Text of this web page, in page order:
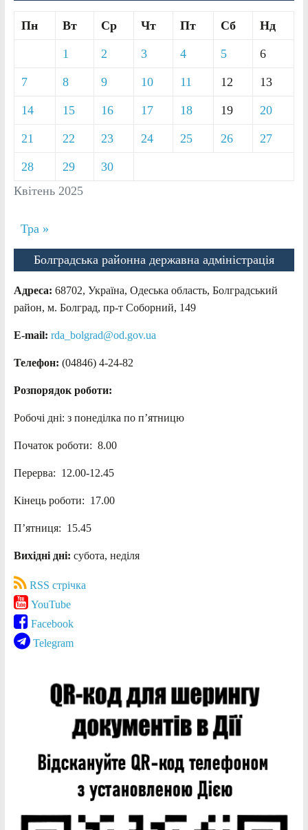
Квітень 2025
Пн Вт Ср Чт Пт Сб Нд
1 2 3 4 5 6
7 8 9 10 11 12 13
14 15 16 17 18 19 20
21 22 23 24 25 26 27
28 29 30
Тра »
Болградська районна державна адміністрація
Адреса: 68702, Україна, Одеська область, Болградський
район, м. Болград, пр-т Соборний, 149
E-mail: rda_bolgrad@od.gov.ua
Телефон: (04846) 4-24-82
Розпорядок роботи:
Робочі дні: з понеділка по п’ятницю
Початок роботи: 8.00
Перерва: 12.00-12.45
Кінець роботи: 17.00
П’ятниця: 15.45
Вихідні дні: субота, неділя
RSS стрічка
YouTube
Facebook
Telegram